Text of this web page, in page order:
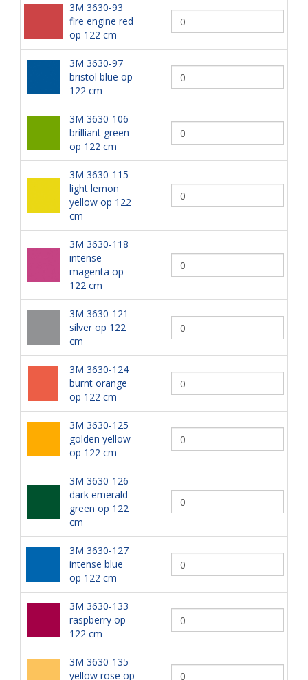
3M 3630-93
fire engine red
op 122 cm
3M 3630-97
bristol blue op
122 cm
3M 3630-106
brilliant green
op 122 cm
3M 3630-115
light lemon
yellow op 122
cm
3M 3630-118
intense
magenta op
122 cm
3M 3630-121
silver op 122
cm
3M 3630-124
burnt orange
op 122 cm
3M 3630-125
golden yellow
op 122 cm
3M 3630-126
dark emerald
green op 122
cm
3M 3630-127
intense blue
op 122 cm
3M 3630-133
raspberry op
122 cm
3M 3630-135
yellow rose op